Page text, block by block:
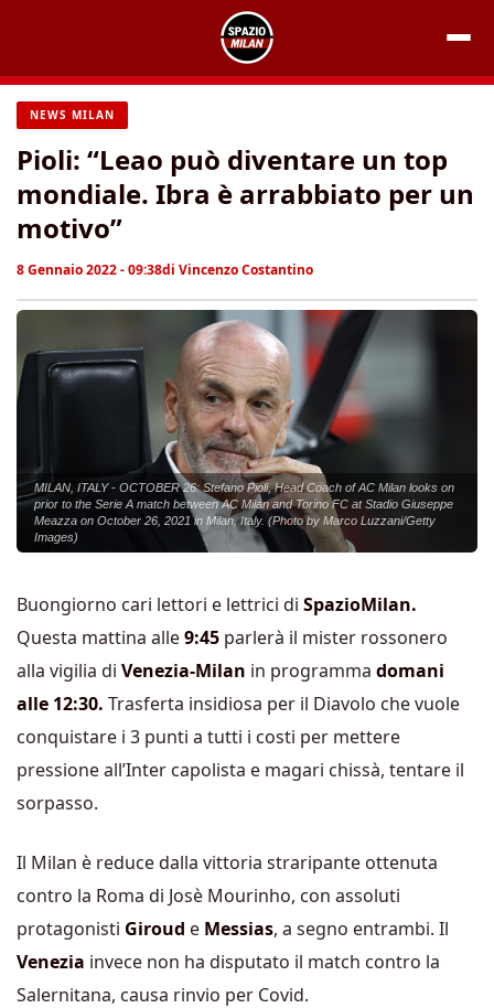
contenuto
NEWS MILAN
Pioli: “Leao può diventare un top
mondiale. Ibra è arrabbiato per un
motivo”
8 Gennaio 2022 - 09:38di Vincenzo Costantino
MILAN, ITALY - OCTOBER 26: Stefano Pioli, Head Coach of AC Milan looks on
prior to the Serie A match between AC Milan and Torino FC at Stadio Giuseppe
Meazza on October 26, 2021 in Milan, Italy. (Photo by Marco Luzzani/Getty
Images)
Buongiorno cari lettori e lettrici di SpazioMilan.
Questa mattina alle9:45 parlerà il mister rossonero
alla vigilia di Venezia-Milan in programma domani
alle 12:30. Trasferta insidiosa per il Diavolo che vuole
conquistare i 3 punti a tutti i costi per mettere
pressione all’Inter capolista e magari chissà, tentare il
sorpasso.
Il Milan è reduce dalla vittoria straripante ottenuta
contro la Roma di Josè Mourinho, con assoluti
protagonisti Giroud e Messias, a segno entrambi. Il
Venezia invece non ha disputato il match contro la
Salernitana, causa rinvio per Covid.